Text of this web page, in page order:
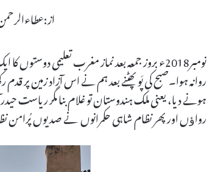
روانہ ہوا۔صبح کی پَو پھٹنے بعد ہم نے اس آزاد زمین پر
ہونے دیا، یعنی ملک ہندوستان تو غلام بنا مگر ریاست
رواﺅں اور پھر نظام شاہی حکمرانوں نے صدیوں پُرامن